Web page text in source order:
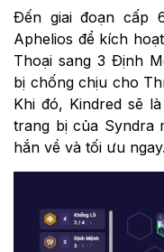
Đến giai đoạn cấp
Aphelios để kích
Thoại sang 3 Định
bị chống chịu cho
Khi đó, Kindred sẽ
trang bị của Syndra
hắn về và tối ưu ngay.